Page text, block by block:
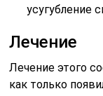
усугубление
Лечение
Лечение этого
как только